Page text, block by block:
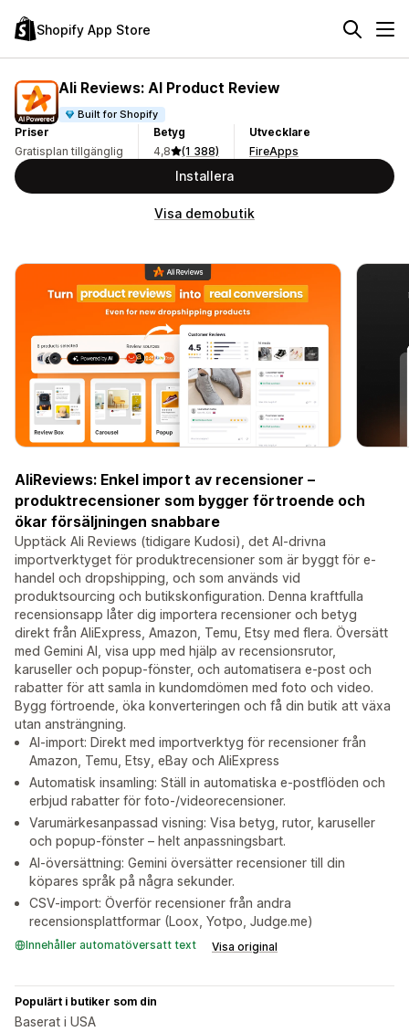
Shopify App Store
Ali Reviews: AI Product Review
Built for Shopify
Priser
Gratisplan tillgänglig
Betyg
4,8
(1 388)
Utvecklare
FireApps
Installera
Visa demobutik
AliReviews: Enkel import av recensioner –
produktrecensioner som bygger förtroende och
ökar försäljningen snabbare
Upptäck Ali Reviews (tidigare Kudosi), det AI-drivna
importverktyget för produktrecensioner som är byggt för e-
handel och dropshipping, och som används vid
produktsourcing och butikskonfiguration. Denna kraftfulla
recensionsapp låter dig importera recensioner och betyg
direkt från AliExpress, Amazon, Temu, Etsy med flera. Översätt
med Gemini AI, visa upp med hjälp av recensionsrutor,
karuseller och popup-fönster, och automatisera e-post och
rabatter för att samla in kundomdömen med foto och video.
Bygg förtroende, öka konverteringen och få din butik att växa
utan ansträngning.
AI-import: Direkt med importverktyg för recensioner från
Amazon, Temu, Etsy, eBay och AliExpress
Automatisk insamling: Ställ in automatiska e-postflöden och
erbjud rabatter för foto-/videorecensioner.
Varumärkesanpassad visning: Visa betyg, rutor, karuseller
och popup-fönster – helt anpassningsbart.
AI-översättning: Gemini översätter recensioner till din
köpares språk på några sekunder.
CSV-import: Överför recensioner från andra
recensionsplattformar (Loox, Yotpo, Judge.me)
Innehåller automatöversatt text Visa original
Populärt i butiker som din
Baserat i USA